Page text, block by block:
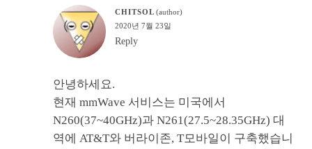
CHITSOL
2020년 7월 23일
Reply
안녕하세요.
현재 mmWave 서비스는 미국에서
N260(37~40GHz)과 N261(27.5~28.35GHz) 대
역에 AT&T와 버라이존, T모바일이 구축했습니